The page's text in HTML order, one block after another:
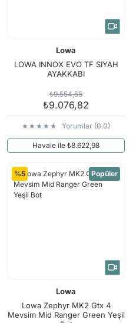
Lowa
LOWA INNOX EVO TF SIYAH
AYAKKABI
₺9.554,55
₺9.076,82
Yorumlar (0.0)
Havale ile ₺8.622,98
%5 Popüler
Lowa
Lowa Zephyr MK2 Gtx 4
Mevsim Mid Ranger Green Yeşil